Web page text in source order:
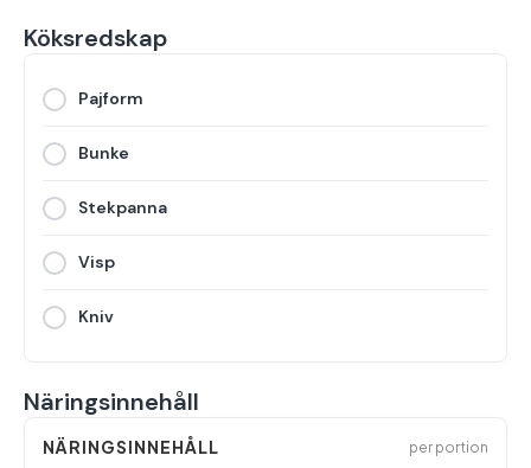
Köksredskap
Pajform
Bunke
Stekpanna
Visp
Kniv
Näringsinnehåll
NÄRINGSINNEHÅLL per portion